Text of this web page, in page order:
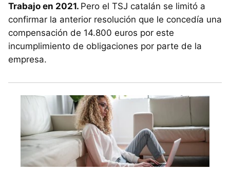
Trabajo en 2021. Pero el TSJ catalán se limitó a
confirmar la anterior resolución que le concedía una
compensación de 14.800 euros por este
incumplimiento de obligaciones por parte de la
empresa.